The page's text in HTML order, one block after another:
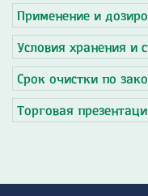
Применение и
Условия хранения и
Срок очистки по
Торговая